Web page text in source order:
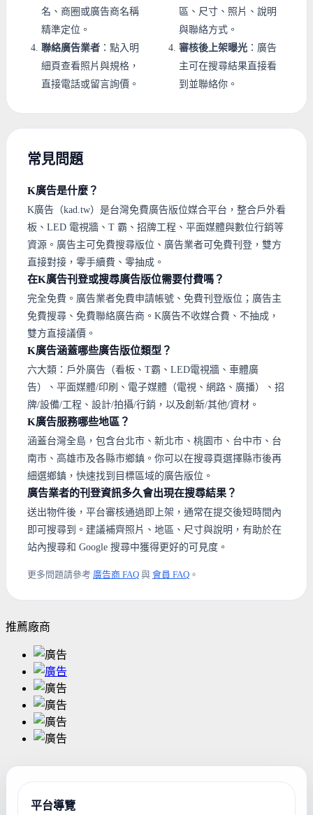
名、商圈或廣告商名稱
精準定位。
聯絡廣告業者 ：點入明
細頁查看照片與規格，
直接電話或留言詢價。
區、尺寸、照片、說明
與聯絡方式。
審核後上架曝光 ：廣告
主可在搜尋結果直接看
到並聯絡你。
常見問題
K廣告是什麼？
K廣告（kad.tw）是台灣免費廣告版位媒合平台，整合戶外看
板、LED 電視牆、T 霸、招牌工程、平面媒體與數位行銷等
資源。廣告主可免費搜尋版位、廣告業者可免費刊登，雙方
直接對接，零手續費、零抽成。
在K廣告刊登或搜尋廣告版位需要付費嗎？
完全免費。廣告業者免費申請帳號、免費刊登版位；廣告主
免費搜尋、免費聯絡廣告商。K廣告不收媒合費、不抽成，
雙方直接議價。
K廣告涵蓋哪些廣告版位類型？
六大類：戶外廣告（看板、T霸、LED電視牆、車體廣
告）、平面媒體/印刷、電子媒體（電視、網路、廣播）、招
牌/設備/工程、設計/拍攝/行銷，以及創新/其他/資材。
K廣告服務哪些地區？
涵蓋台灣全島，包含台北市、新北市、桃園市、台中市、台
南市、高雄市及各縣市鄉鎮。你可以在搜尋頁選擇縣市後再
細選鄉鎮，快速找到目標區域的廣告版位。
廣告業者的刊登資訊多久會出現在搜尋結果？
送出物件後，平台審核通過即上架，通常在提交後短時間內
即可搜尋到。建議補齊照片、地區、尺寸與說明，有助於在
站內搜尋和 Google 搜尋中獲得更好的可見度。
更多問題請參考 廣告商 FAQ 與 會員 FAQ 。
推薦廠商
平台導覽